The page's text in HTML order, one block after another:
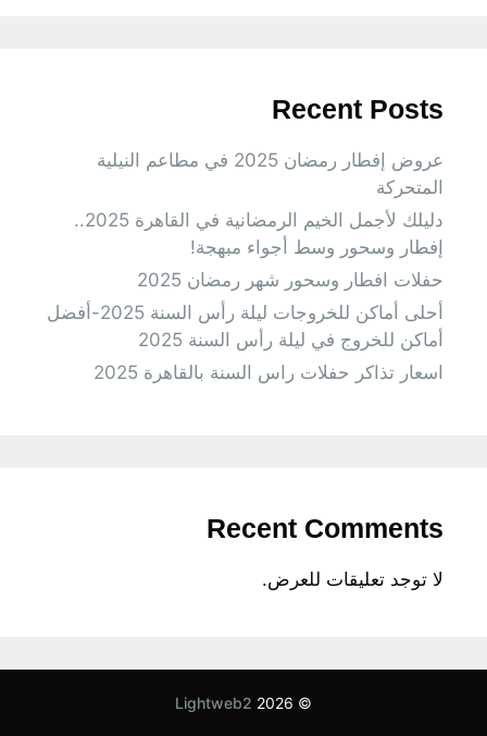
Recent Posts
عروض إفطار رمضان 2025 في مطاعم النيلية
المتحركة
دليلك لأجمل الخيم الرمضانية في القاهرة 2025..
إفطار وسحور وسط أجواء مبهجة!
حفلات افطار وسحور شهر رمضان 2025
أحلى أماكن للخروجات ليلة رأس السنة 2025-أفضل
أماكن للخروج في ليلة رأس السنة 2025
اسعار تذاكر حفلات راس السنة بالقاهرة 2025
Recent Comments
لا توجد تعليقات للعرض.
© 2026
Lightweb2